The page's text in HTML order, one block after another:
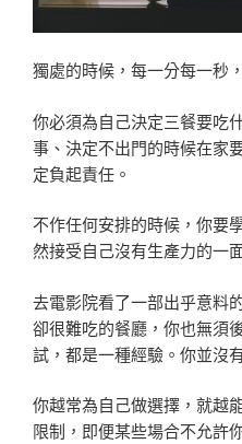
獨處的時候，每一分每一秒
你必須為自己決定三餐要吃
事、決定不出門的時候在家
定負起責任。
不作任何安排的時候，你要
然接受自己沒有生產力的一
去電影院看了一部出乎意料
卻很難吃的餐廳，你也無須
試，都是一種經驗。你並沒
你越常為自己做選擇，就越
限制，即便某些場合不允許